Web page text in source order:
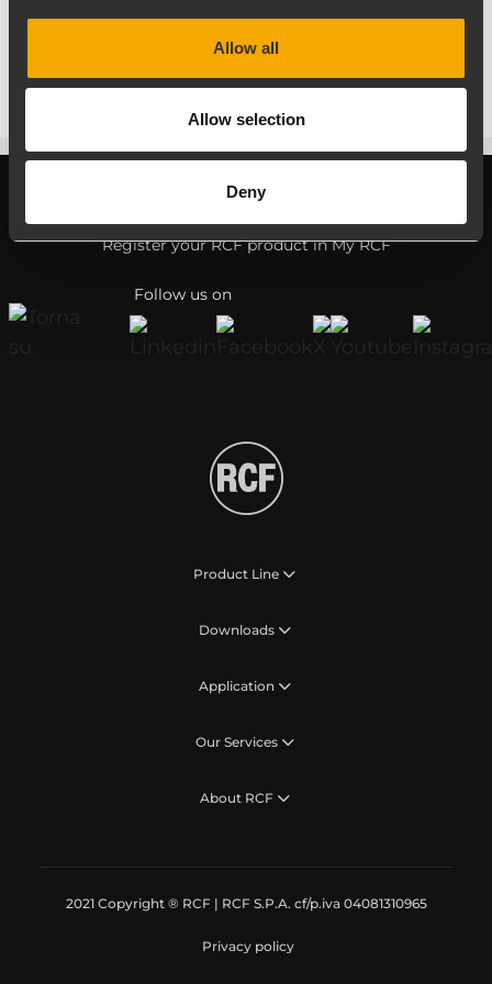
Allow all
Allow selection
Deny
Follow us on
Register your RCF product in My RCF
Product Line
Downloads
Application
Our Services
About RCF
2021 Copyright ® RCF | RCF S.P.A. cf/p.iva 04081310965
Privacy policy